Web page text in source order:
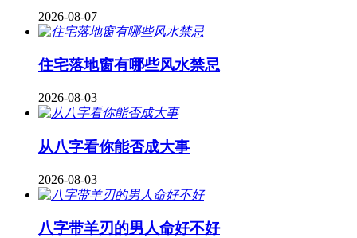
2026-08-07
住宅落地窗有哪些风水禁忌
2026-08-03
从八字看你能否成大事
2026-08-03
八字带羊刃的男人命好不好